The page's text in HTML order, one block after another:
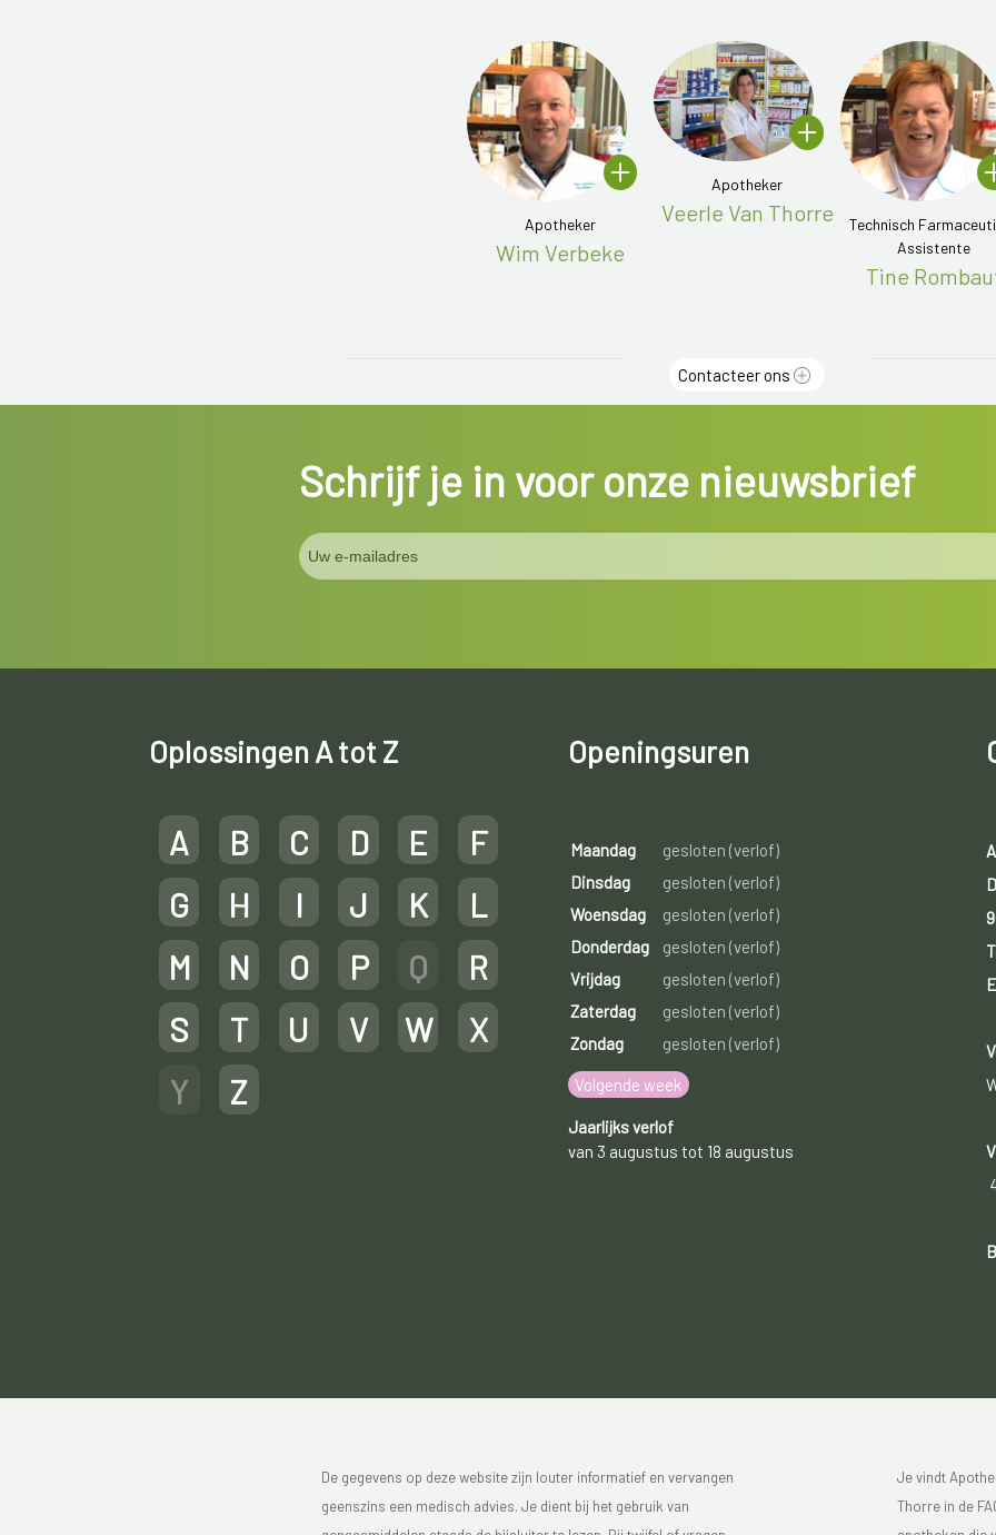
Apotheker
Wim Verbeke
Apotheker
Veerle Van Thorre
Technisch
Assistente
Tine
Contacteer ons
Schrijf je in voor onze nieuwsbrief
Oplossingen A tot Z
A B C D E
F
G
H I J K
L
M
N O P Q
R
S
T U V W
X
Y
Z
Openingsuren
Maandag
gesloten (verlof)
Dinsdag
gesloten (verlof)
Woensdag
gesloten (verlof)
Donderdag
gesloten (verlof)
Vrijdag
gesloten (verlof)
Zaterdag
gesloten (verlof)
Zondag
gesloten (verlof)
Volgende week
Jaarlijks verlof
van 3 augustus tot 18 augustus
De gegevens op deze website zijn louter informatief en vervangen
geenszins een medisch advies. Je dient bij het gebruik van
Je vindt
Thorre in de